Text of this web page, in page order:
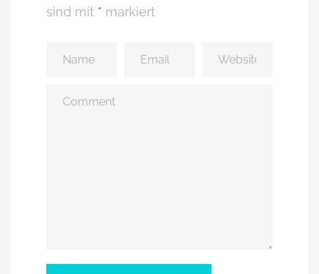
sind mit * markiert